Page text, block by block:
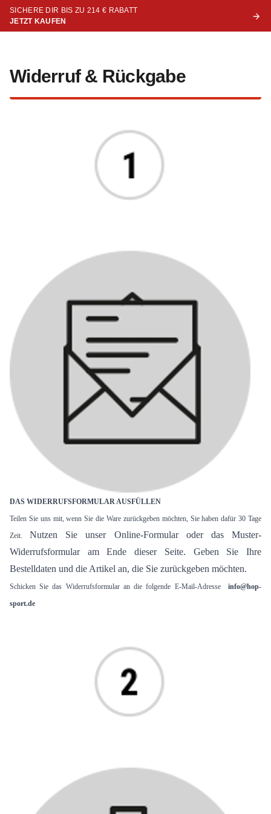
SICHERE DIR BIS ZU 214 € RABATT
JETZT KAUFEN
Widerruf & Rückgabe
DAS WIDERRUFSFORMULAR AUSFÜLLEN
Teilen Sie uns mit, wenn Sie die Ware zurückgeben möchten, Sie haben dafür 30 Tage
Zeit.Nutzen Sie unser Online-Formular oder das Muster-
Widerrufsformular am Ende dieser Seite. Geben Sie Ihre
Bestelldaten und die Artikel an, die Sie zurückgeben möchten.
Schicken Sie das Widerrufsformular an die folgende E-Mail-Adresse info@hop-
sport.de